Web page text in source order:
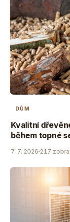
DŮM
Kvalitní
během topné
7. 7. 2026 217